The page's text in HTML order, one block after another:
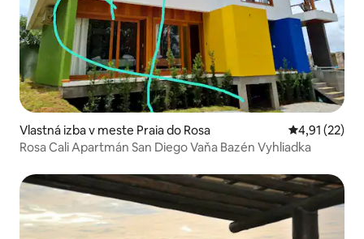
Vlastná izba v meste Praia do Rosa Priemerné
4,91 (22)
Rosa Cali Apartmán San Diego Vaňa Bazén Vyhliadka